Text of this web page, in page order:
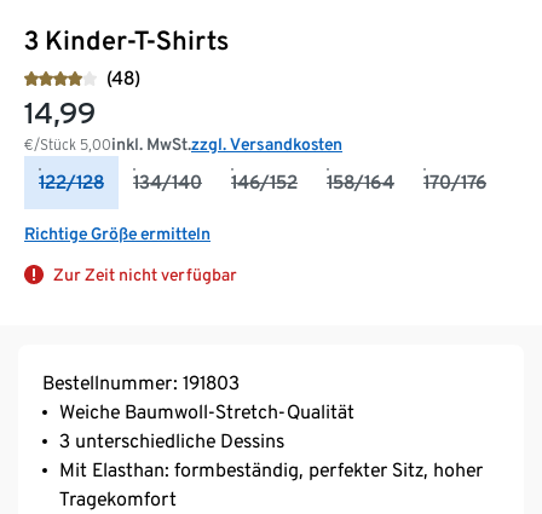
3 Kinder-T-Shirts
(48)
14,99
€/Stück 5,00inkl. MwSt.zzgl. Versandkosten
122/128 134/140 146/152 158/164 170/176
Richtige Größe ermitteln
Zur Zeit nicht verfügbar
Bestellnummer: 191803
Weiche Baumwoll-Stretch-Qualität
3 unterschiedliche Dessins
Mit Elasthan: formbeständig, perfekter Sitz, hoher
Tragekomfort